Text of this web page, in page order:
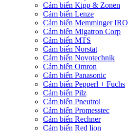
Cảm biến Kipp & Zonen
Cảm biến Lenze
Cảm biến Memminger IRO
Cảm biến Migatron Corp
Cảm biến MTS
Cảm biến Norstat
Cảm biến Novotechnik
Cảm biến Omron
Cảm biến Panasonic
Cảm biến Pepperl + Fuchs
Cảm biến Pilz
Cảm biến Pneutrol
Cảm biến Promesstec
Cảm biến Rechner
Cảm biến Red lion